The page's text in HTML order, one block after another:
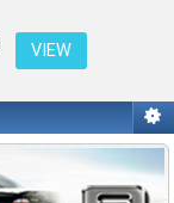
VIEW